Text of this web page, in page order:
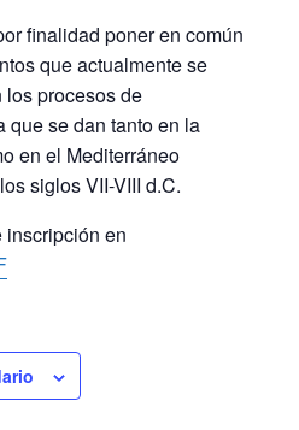
finalidad poner en común
que actualmente se
procesos de
que se dan tanto en la
en el Mediterráneo
siglos VII-VIII d.C.
inscripción en